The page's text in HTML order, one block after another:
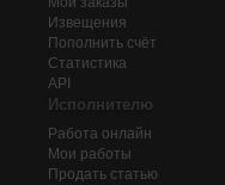
Извещения
Пополнить счёт
Статистика
API
Исполнителю
Работа онлайн
Мои работы
Продать статью